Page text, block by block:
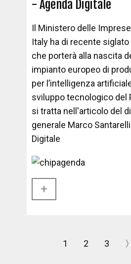
- Agenda Digitale
Il Ministero delle
Italy ha di recente
che porterà alla nascita
impianto europeo di
per l’intelligenza
sviluppo tecnologico del
si tratta nell'articolo del
generale Marco
Digitale
+​
1 2 3 〉